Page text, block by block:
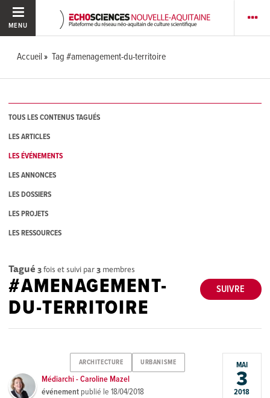
MENU
Accueil Tag #amenagement-du-territoire
TOUS LES CONTENUS TAGUÉS
LES ARTICLES
LES ÉVÉNEMENTS
LES ANNONCES
LES DOSSIERS
LES PROJETS
LES RESSOURCES
Tagué 3fois et suivi par3 membres
SUIVRE
#AMENAGEMENT-
DU-TERRITOIRE
ARCHITECTURE URBANISME
Médiarchi - Caroline Mazel
événement publié le18/04/2018
MAI
3
2018